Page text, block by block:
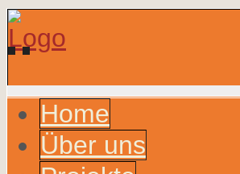
Home
Über uns